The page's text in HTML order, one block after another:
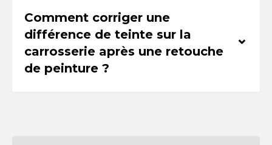
Comment corriger une
différence de teinte sur la
carrosserie après une retouche
de peinture ?
⌃